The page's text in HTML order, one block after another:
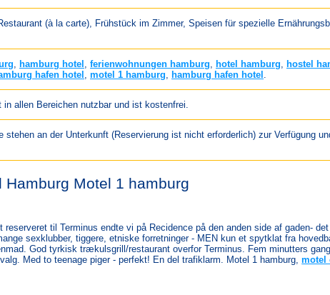
(à la carte), Frühstück im Zimmer, Speisen für spezielle
, hamburg hotel , ferienwohnungen hamburg, hotel hamburg, hostel
hafen hotel , motel 1 hamburg, hamburg hafen hotel .
in allen Bereichen nutzbar und ist kostenfrei.
stehen an der Unterkunft (Reservierung ist nicht erforderlich) zur Verfügung
Motel 1 hamburg
reserveret til Terminus endte vi på Recidence på den anden side af gaden-
sexklubber, tiggere, etniske forretninger - MEN kun et spytklat fra
God tyrkisk trækulsgrill/restaurant overfor Terminus. Fem minutters
Med to teenage piger - perfekt! En del trafiklarm. Motel 1 hamburg,motel